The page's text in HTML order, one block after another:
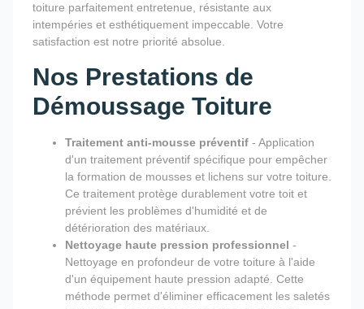
toiture parfaitement entretenue, résistante aux
intempéries et esthétiquement impeccable. Votre
satisfaction est notre priorité absolue.
Nos Prestations de
Démoussage Toiture
Traitement anti-mousse préventif - Application
d'un traitement préventif spécifique pour empêcher
la formation de mousses et lichens sur votre toiture.
Ce traitement protège durablement votre toit et
prévient les problèmes d'humidité et de
détérioration des matériaux.
Nettoyage haute pression professionnel -
Nettoyage en profondeur de votre toiture à l'aide
d'un équipement haute pression adapté. Cette
méthode permet d'éliminer efficacement les saletés